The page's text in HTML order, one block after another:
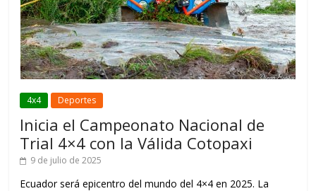
4x4 Deportes
Inicia el Campeonato Nacional de
Trial 4×4 con la Válida Cotopaxi
9 de julio de 2025
Ecuador será epicentro del mundo del 4×4 en 2025. La